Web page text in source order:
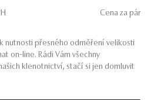
Cena za pár
nutnosti přesného odměření velikosti
on-line. Rádi Vám všechny
klenotnictví, stačí si jen domluvit